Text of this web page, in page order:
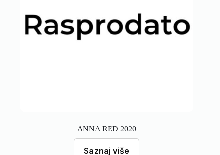
ANNA RED 2020
Saznaj više